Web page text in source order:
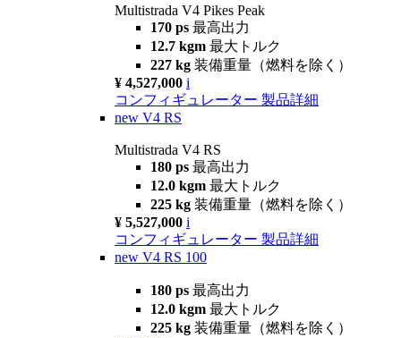
Multistrada V4 Pikes Peak
170 ps 最高出力
12.7 kgm 最大トルク
227 kg 装備重量（燃料を除く）
¥ 4,527,000 i
コンフィギュレーター 製品詳細
new V4 RS
Multistrada V4 RS
180 ps 最高出力
12.0 kgm 最大トルク
225 kg 装備重量（燃料を除く）
¥ 5,527,000 i
コンフィギュレーター 製品詳細
new V4 RS 100
180 ps 最高出力
12.0 kgm 最大トルク
225 kg 装備重量（燃料を除く）